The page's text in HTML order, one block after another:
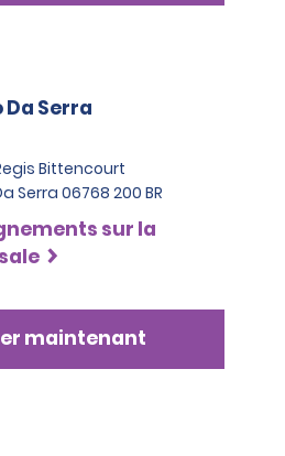
Da Serra
Bittencourt
Serra 06768 200 BR
sur la
maintenant